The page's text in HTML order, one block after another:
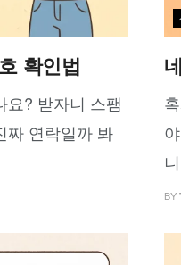
확인법
요? 받자니 스팸
짜 연락일까 봐
BY